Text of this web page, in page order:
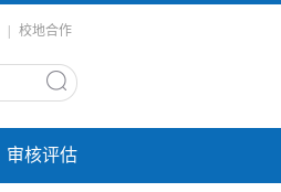
校地合作
审核评估